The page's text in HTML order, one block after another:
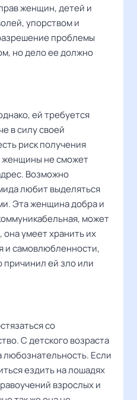
женщин, детей и
упорством и
проблемы
но дело ее должно
ей требуется
в силу своей
риск получения
женщины не сможет
Возможно
любит выделяться
Эта женщина добра и
может
умеет хранить их
и самовлюбленности,
причинил ей зло или
со
С детского возраста
любознательность. Если
ездить на лошадях
взрослых и